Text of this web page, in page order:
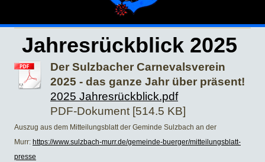
Jahresrückblick 2025
Der Sulzbacher Carnevalsverein
2025 - das ganze Jahr über präsent!
2025 Jahresrückblick.pdf
PDF-Dokument [514.5 KB]
Auszug aus dem Mitteilungsblatt der Geminde Sulzbach an der
Murr: https://www.sulzbach-murr.de/gemeinde-buerger/mitteilungsblatt-
presse